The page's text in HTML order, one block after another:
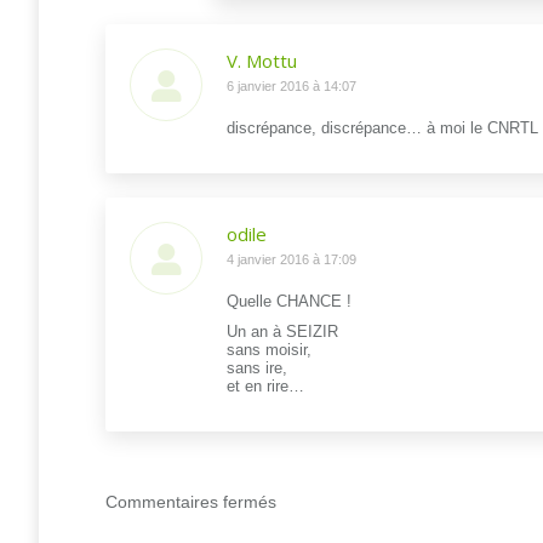
V. Mottu
dit
6 janvier 2016 à 14:07
discrépance, discrépance… à moi le CNRTL
odile
dit
4 janvier 2016 à 17:09
Quelle CHANCE !
Un an à SEIZIR
sans moisir,
sans ire,
et en rire…
Commentaires fermés